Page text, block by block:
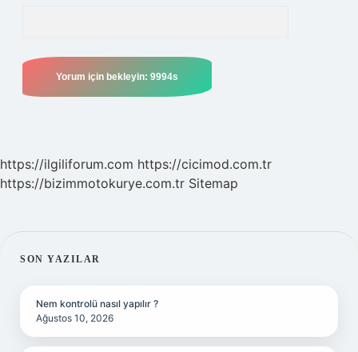
https://ilgiliforum.com https://cicimod.com.tr
https://bizimmotokurye.com.tr Sitemap
SIDEBAR
SON YAZILAR
Nem kontrolü nasıl yapılır ?
Ağustos 10, 2026